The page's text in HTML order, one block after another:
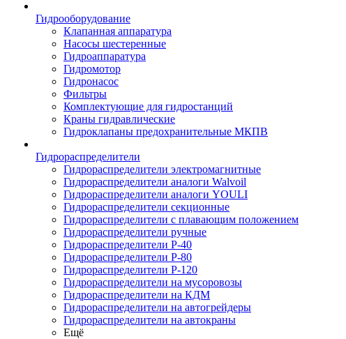
Гидрооборудование
Клапанная аппаратура
Насосы шестеренные
Гидроаппаратура
Гидромотор
Гидронасос
Фильтры
Комплектующие для гидростанций
Краны гидравлические
Гидроклапаны предохранительные МКПВ
Гидрораспределители
Гидрораспределители электромагнитные
Гидрораспределители аналоги Walvoil
Гидрораспределители аналоги YOULI
Гидрораспределители секционные
Гидрораспределители с плавающим положением
Гидрораспределители ручные
Гидрораспределители Р-40
Гидрораспределители Р-80
Гидрораспределители Р-120
Гидрораспределители на мусоровозы
Гидрораспределители на КДМ
Гидрораспределители на автогрейдеры
Гидрораспределители на автокраны
Ещё